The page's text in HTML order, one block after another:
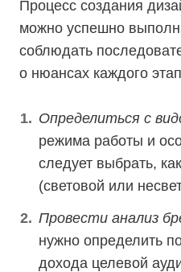
Процесс создания
можно успешно
соблюдать
о нюансах каждого
Определиться с
режима работы и
следует выбрать,
(световой или
Провести анализ
нужно определить
дохода целевой